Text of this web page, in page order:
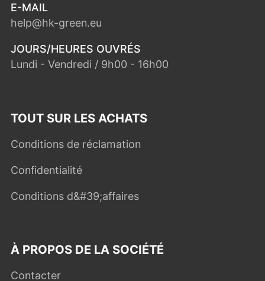
E-MAIL
help@hk-green.eu
JOURS/HEURES OUVRÉS
Lundi - Vendredi / 9h00 - 16h00
TOUT SUR LES ACHATS
Conditions de réclamation
Confidentialité
Conditions d&#39;affaires
À PROPOS DE LA SOCIÉTÉ
Contacter